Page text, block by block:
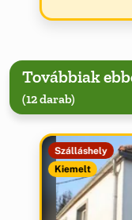
Továbbiak
(12 darab)
Szálláshely
Kiemelt